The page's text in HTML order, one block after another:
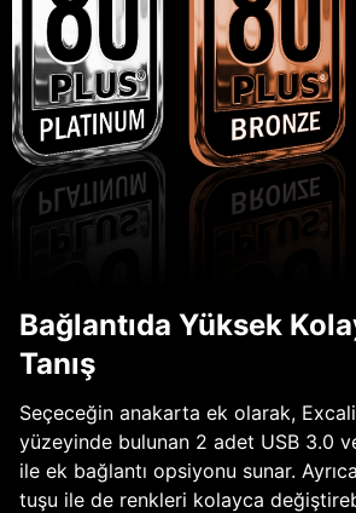
Bağlantıda Yüksek
Tanış
Seçeceğin anakarta ek olarak,
yüzeyinde bulunan 2 adet USB 3.0
ile ek bağlantı opsiyonu sunar.
tuşu ile de renkleri kolayca